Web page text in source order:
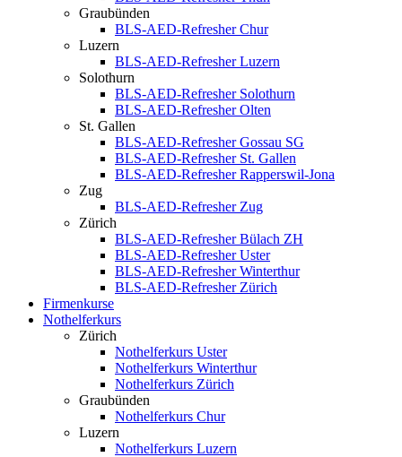
Graubünden
BLS-AED-Refresher Chur
Luzern
BLS-AED-Refresher Luzern
Solothurn
BLS-AED-Refresher Solothurn
BLS-AED-Refresher Olten
St. Gallen
BLS-AED-Refresher Gossau SG
BLS-AED-Refresher St. Gallen
BLS-AED-Refresher Rapperswil-Jona
Zug
BLS-AED-Refresher Zug
Zürich
BLS-AED-Refresher Bülach ZH
BLS-AED-Refresher Uster
BLS-AED-Refresher Winterthur
BLS-AED-Refresher Zürich
Firmenkurse
Nothelferkurs
Zürich
Nothelferkurs Uster
Nothelferkurs Winterthur
Nothelferkurs Zürich
Graubünden
Nothelferkurs Chur
Luzern
Nothelferkurs Luzern